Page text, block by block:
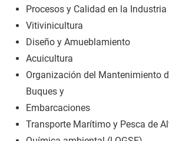
Procesos y Calidad en la
Vitivinicultura
Diseño y Amueblamiento
Acuicultura
Organización del Mantenimiento
Buques y
Embarcaciones
Transporte Marítimo y Pesca de